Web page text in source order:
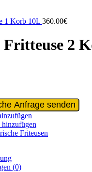
1 Korb 10L 360.00€
Fritteuse 2
Anfrage senden
hinzufügen
Friteusen
(0)